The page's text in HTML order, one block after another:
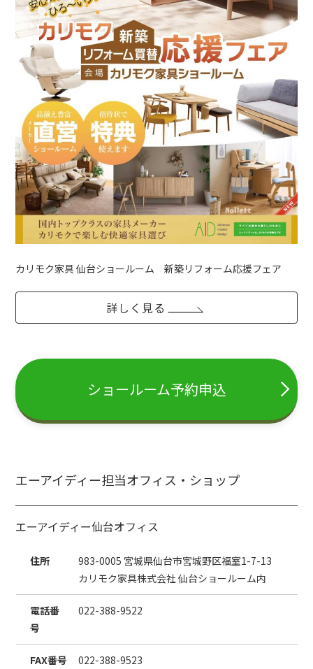
カリモク家具 仙台ショールーム 新築リフォーム応援フェア
詳しく見る
ショールーム予約申込
エーアイディー担当オフィス・ショップ
エーアイディー仙台オフィス
住所
983-0005 宮城県仙台市宮城野区福室1-7-13
カリモク家具株式会社 仙台ショールーム内
電話番
号
022-388-9522
FAX番号 022-388-9523